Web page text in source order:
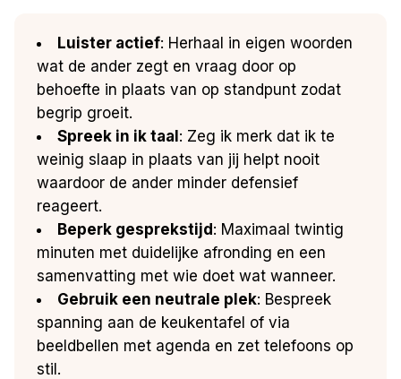
Luister actief: Herhaal in eigen woorden
wat de ander zegt en vraag door op
behoefte in plaats van op standpunt zodat
begrip groeit.
Spreek in ik taal: Zeg ik merk dat ik te
weinig slaap in plaats van jij helpt nooit
waardoor de ander minder defensief
reageert.
Beperk gesprekstijd: Maximaal twintig
minuten met duidelijke afronding en een
samenvatting met wie doet wat wanneer.
Gebruik een neutrale plek: Bespreek
spanning aan de keukentafel of via
beeldbellen met agenda en zet telefoons op
stil.